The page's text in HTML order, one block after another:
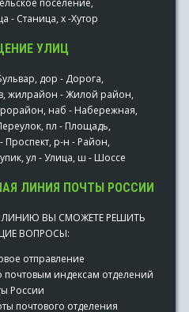
поселение,
- Станица, х -Хутор
УЛИЦ
дор - Дорога,
жилрайон - Жилой район,
наб - Набережная,
пл - Площадь,
Проспект, р-н - Район,
ул - Улица, ш - Шоссе
ЛИНИЯ ПОЧТЫ РОССИИ
ВЫ СМОЖЕТЕ РЕШИТЬ
ВОПРОСЫ:
отправление
индексам отделений
России
почтового отделения